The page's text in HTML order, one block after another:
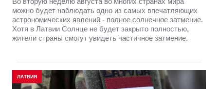
можно будет наблюдать одно из самых впечатляющих
астрономических явлений - полное солнечное затмение.
Хотя в Латвии Солнце не будет закрыто полностью,
жители страны смогут увидеть частичное затмение.
ЛАТВИЯ